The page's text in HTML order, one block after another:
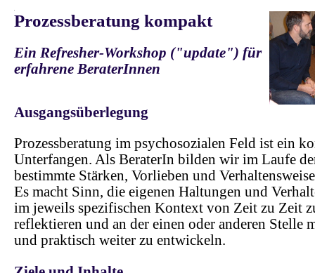
Prozessberatung kompakt
Ein Refresher-Workshop ("update") für
erfahrene BeraterInnen
Ausgangsüberlegung
Prozessberatung im psychosozialen Feld ist ein
Unterfangen. Als BeraterIn bilden wir im Laufe
bestimmte Stärken, Vorlieben und
Es macht Sinn, die eigenen Haltungen und
im jeweils spezifischen Kontext von Zeit zu Zeit
reflektieren und an der einen oder anderen Stelle
und praktisch weiter zu entwickeln.